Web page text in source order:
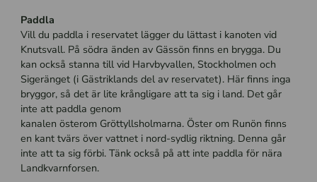
Paddla
Vill du paddla i reservatet lägger du lättast i kanoten vid
Knutsvall. På södra änden av Gässön finns en brygga. Du
kan också stanna till vid Harvbyvallen, Stockholmen och
Sigeränget (i Gästriklands del av reservatet). Här finns inga
bryggor, så det är lite krångligare att ta sig i land. Det går
inte att paddla genom
kanalen österom Gröttyllsholmarna. Öster om Runön finns
en kant tvärs över vattnet i nord-sydlig riktning. Denna går
inte att ta sig förbi. Tänk också på att inte paddla för nära
Landkvarnforsen.